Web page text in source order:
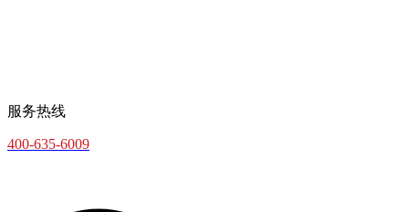
服务热线
400-635-6009